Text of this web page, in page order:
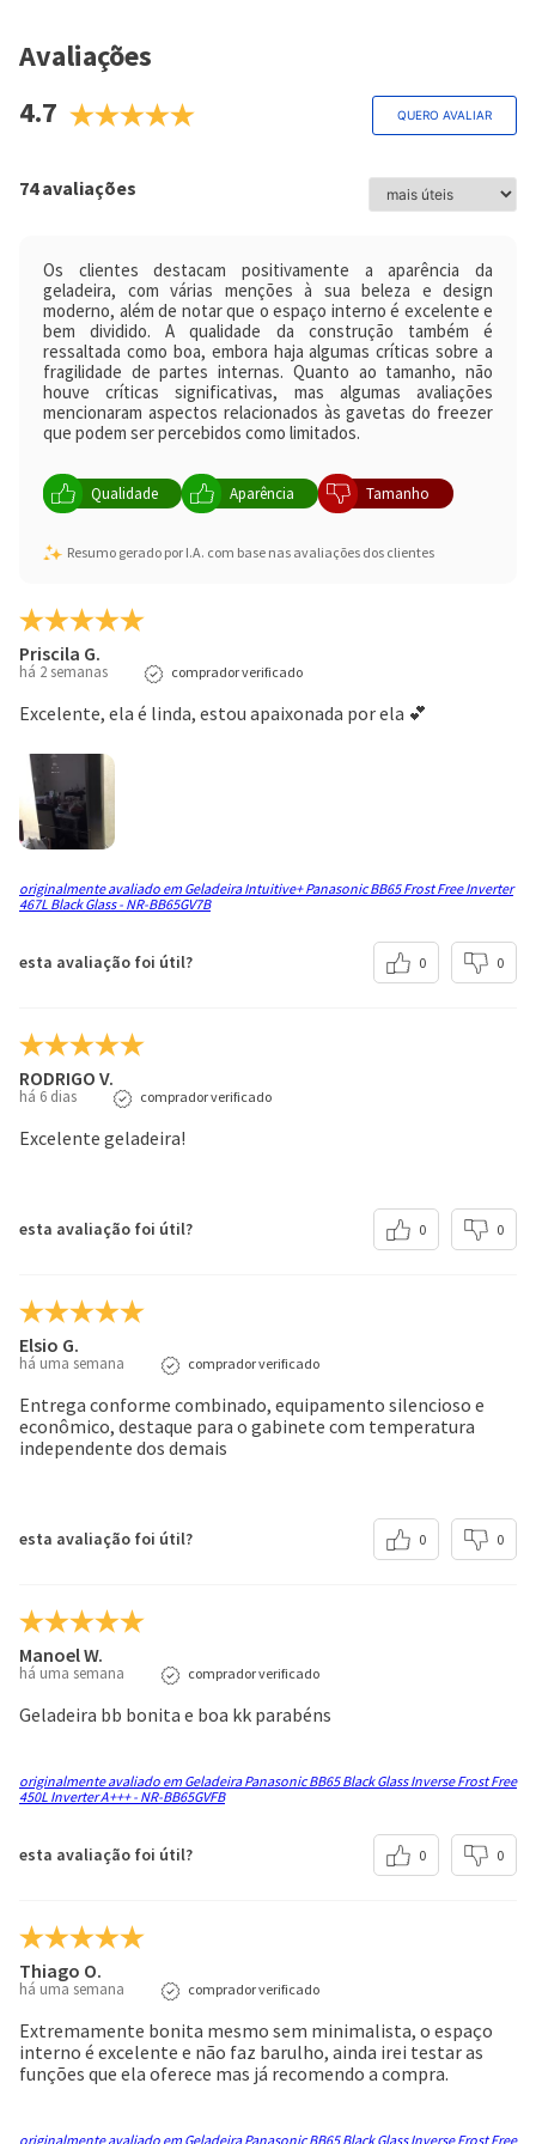
Sim
Capacidade Útil da Gaveta Prime Fresh (L)
Capacidade útil do refrigerador
Sim
Quantidade de Gavetas no Refrigerador
2
Quantidade de Gavetas no Freezer
3
Sistema de Refrigeração
Serpentina com fluido R600a
Tipo de Pés
Subcategoria
Bottom Freezer
Quantidade de Prateleiras na Porta do
Refrigerador
2
Dispenser de Água na Porta
Não
82kg
Capacidade do tanque de água para gelo
automático
Capacidade do Dispenser de Gelo
Não
Garantia
12 meses
Não
Painel de controle
Eletrônico
Quick Ice Making e Auto Ice Clean
Não
Não
Não
Prateleiras
3 (Vidro Temperado)
Quantidade de Prateleiras na Porta do Freezer
Dimensões (LxAxP)
Voltagem
127V/60Hz - 220V/60Hz
Iluminação
LED
28,8 kWh/mês
Avaliações
4.7
QUERO AVALIAR
74 avaliações
Os clientes destacam positivamente a aparência da
geladeira, com várias menções à sua beleza e design
moderno, além de notar que o espaço interno é excelente e
bem dividido. A qualidade da construção também é
ressaltada como boa, embora haja algumas críticas sobre a
fragilidade de partes internas. Quanto ao tamanho, não
houve críticas significativas, mas algumas avaliações
mencionaram aspectos relacionados às gavetas do freezer
que podem ser percebidos como limitados.
Qualidade Aparência Tamanho
Resumo gerado por I.A. com base nas avaliações dos clientes
Priscila G.
há 2 semanas comprador verificado
Excelente, ela é linda, estou apaixonada por ela 💕
originalmente avaliado em Geladeira Intuitive+ Panasonic BB65 Frost Free Inverter
467L Black Glass - NR-BB65GV7B
esta avaliação foi útil? 0 0
RODRIGO V.
há 6 dias comprador verificado
Excelente geladeira!
esta avaliação foi útil? 0 0
Elsio G.
há uma semana comprador verificado
Entrega conforme combinado, equipamento silencioso e
econômico, destaque para o gabinete com temperatura
independente dos demais
esta avaliação foi útil? 0 0
Manoel W.
há uma semana comprador verificado
Geladeira bb bonita e boa kk parabéns
originalmente avaliado em Geladeira Panasonic BB65 Black Glass Inverse Frost Free
450L Inverter A+++ - NR-BB65GVFB
esta avaliação foi útil? 0 0
Thiago O.
há uma semana comprador verificado
Extremamente bonita mesmo sem minimalista, o espaço
interno é excelente e não faz barulho, ainda irei testar as
funções que ela oferece mas já recomendo a compra.
originalmente avaliado em Geladeira Panasonic BB65 Black Glass Inverse Frost Free